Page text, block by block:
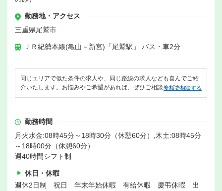
勤務地・アクセス
三重県尾鷲市
ＪＲ紀勢本線(亀山－新宮)「尾鷲駅」 バス・車2分
同じエリアで似た条件の求人や、同じ路線の求人なども喜んでご紹
介いたします。お悩みやご希望があれば、ぜひご相談ください。
無料で相談する
勤務時間
月火水金:08時45分～18時30分（休憩60分）,木土:08時45分
～18時00分（休憩60分）
週40時間シフト制
休日・休暇
週休2日制 祝日 年末年始休暇 有給休暇 慶弔休暇 出